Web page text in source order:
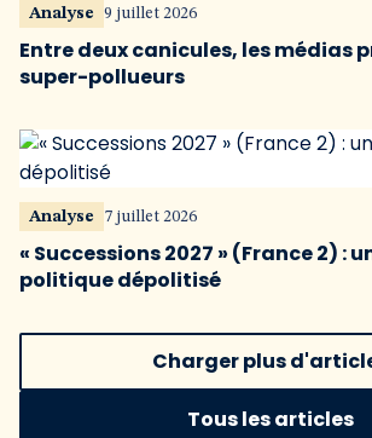
Analyse 9 juillet 2026
Entre deux canicules, les médias
super-pollueurs
Analyse 7 juillet 2026
« Successions 2027 » (France 2) :
politique dépolitisé
Charger plus
Tous les articles